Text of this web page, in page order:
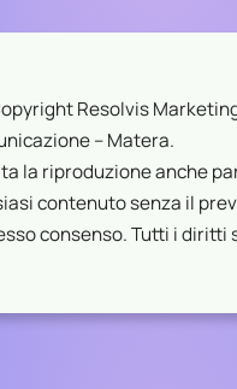
Resolvis
– Matera.
la riproduzione anche
contenuto senza il
consenso. Tutti i diritti